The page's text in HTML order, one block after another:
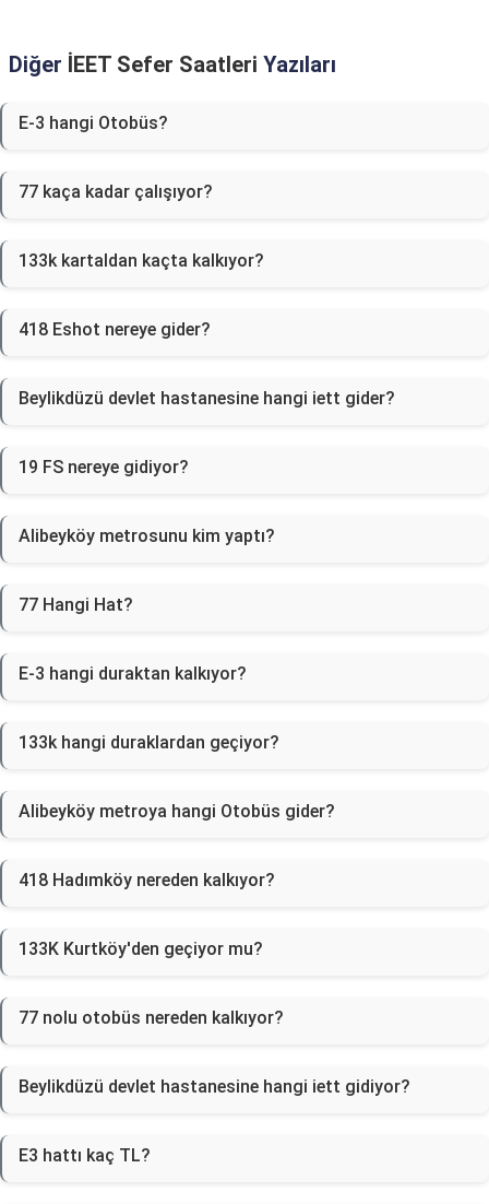
Diğer İEET Sefer Saatleri Yazıları
E-3 hangi Otobüs?
77 kaça kadar çalışıyor?
133k kartaldan kaçta kalkıyor?
418 Eshot nereye gider?
Beylikdüzü devlet hastanesine hangi iett gider?
19 FS nereye gidiyor?
Alibeyköy metrosunu kim yaptı?
77 Hangi Hat?
E-3 hangi duraktan kalkıyor?
133k hangi duraklardan geçiyor?
Alibeyköy metroya hangi Otobüs gider?
418 Hadımköy nereden kalkıyor?
133K Kurtköy'den geçiyor mu?
77 nolu otobüs nereden kalkıyor?
Beylikdüzü devlet hastanesine hangi iett gidiyor?
E3 hattı kaç TL?